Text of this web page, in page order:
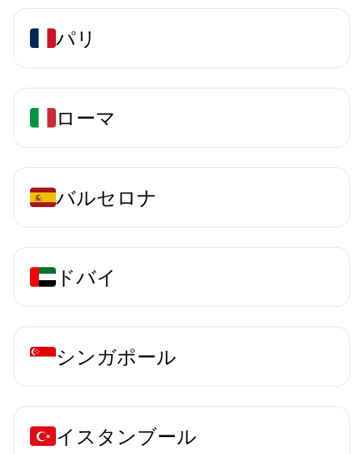
パリ
ローマ
バルセロナ
ドバイ
シンガポール
イスタンブール